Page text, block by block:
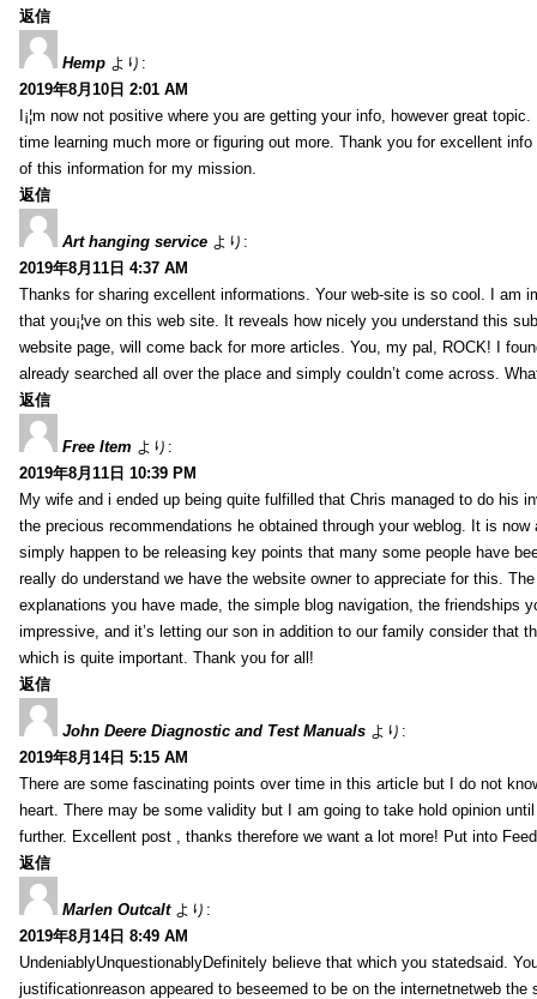
返信
Hemp より:
2019年8月10日 2:01 AM
I¡¦m now not positive where you are getting your info, however great
time learning much more or figuring out more. Thank you for excellent
of this information for my mission.
返信
Art hanging service より:
2019年8月11日 4:37 AM
Thanks for sharing excellent informations. Your web-site is so cool. I am
that you¡¦ve on this web site. It reveals how nicely you understand this
website page, will come back for more articles. You, my pal, ROCK! I
already searched all over the place and simply couldn’t come across.
返信
Free Item より:
2019年8月11日 10:39 PM
My wife and i ended up being quite fulfilled that Chris managed to do his
the precious recommendations he obtained through your weblog. It is now
simply happen to be releasing key points that many some people have
really do understand we have the website owner to appreciate for this.
explanations you have made, the simple blog navigation, the friendships
impressive, and it’s letting our son in addition to our family consider that
which is quite important. Thank you for all!
返信
John Deere Diagnostic and Test Manuals より:
2019年8月14日 5:15 AM
There are some fascinating points over time in this article but I do not
heart. There may be some validity but I am going to take hold opinion
further. Excellent post , thanks therefore we want a lot more! Put into
返信
Marlen Outcalt より:
2019年8月14日 8:49 AM
UndeniablyUnquestionablyDefinitely believe that which you statedsaid.
justificationreason appeared to beseemed to be on the internetnetweb